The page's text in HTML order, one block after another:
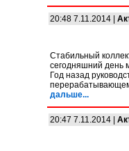
20:48 7.11.2014 |
Стабильный
сегодняшний день
Год назад
дальше...
20:47 7.11.2014 |